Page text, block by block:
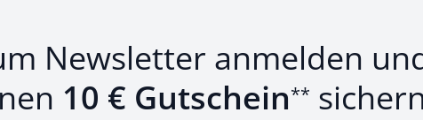
Newsletter anmelden
10 € Gutschein**